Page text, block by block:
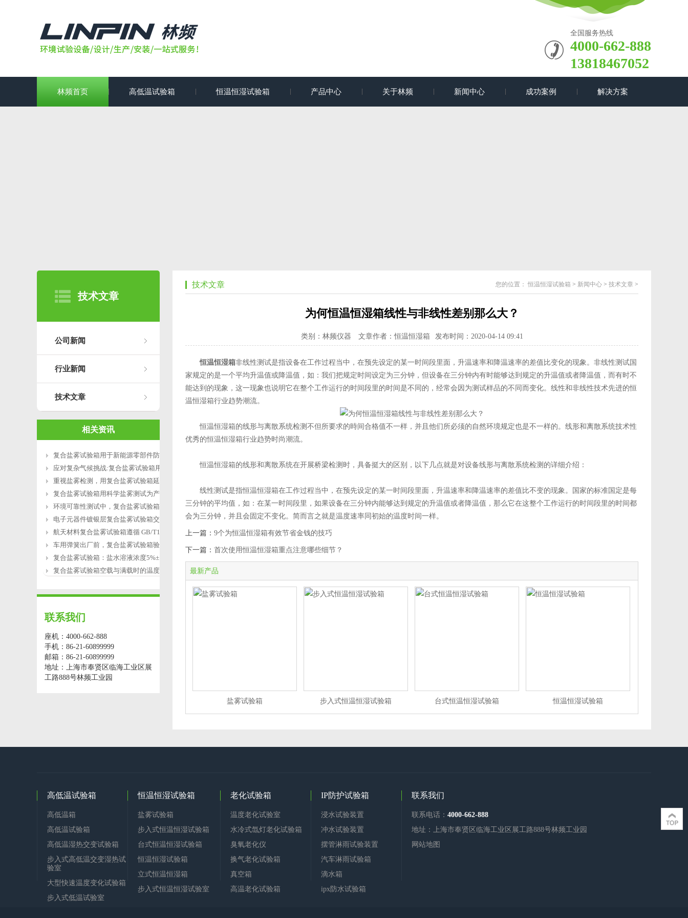
全国服务热线
4000-662-888
13818467052
林频首页 高低温试验箱 恒温恒湿试验箱 产品中心 关于林频 新闻中心 成功案例 解决方案
技术文章
公司新闻
行业新闻
技术文章
相关资讯
复合盐雾试验箱用于新能源零部件防腐测
应对复杂气候挑战:复合盐雾试验箱用于涂
重视盐雾检测，用复合盐雾试验箱延长产
复合盐雾试验箱用科学盐雾测试为产品研
环境可靠性测试中，复合盐雾试验箱缺水
电子元器件镀银层复合盐雾试验箱交变盐
航天材料复合盐雾试验箱遵循 GB/T12967.3
车用弹簧出厂前，复合盐雾试验箱验证盐
复合盐雾试验箱：盐水溶液浓度5%±1%的配
复合盐雾试验箱空载与满载时的温度恢复
联系我们
座机：4000-662-888
手机：86-21-60899999
邮箱：86-21-60899999
地址：上海市奉贤区临海工业区展
工路888号林频工业园
技术文章 您的位置： 恒温恒湿试验箱 > 新闻中心 > 技术文章 >
为何恒温恒湿箱线性与非线性差别那么大？
类别：林频仪器 文章作者：恒温恒湿箱 发布时间：2020-04-14 09:41
恒温恒湿箱非线性测试是指设备在工作过程当中，在预先设定的某一时间段里面，升温速率和降温速率的差值比变化的现象。非线性测试国
家规定的是一个平均升温值或降温值，如：我们把规定时间设定为三分钟，但设备在三分钟内有时能够达到规定的升温值或者降温值，而有时不
能达到的现象，这一现象也说明它在整个工作运行的时间段里的时间是不同的，经常会因为测试样品的不同而变化。线性和非线性技术先进的恒
温恒湿箱行业趋势潮流。
恒温恒湿箱的线形与离散系统检测不但所要求的時间合格值不一样，并且他们所必须的自然环境规定也是不一样的。线形和离散系统技术性
优秀的恒温恒湿箱行业趋势时尚潮流。
恒温恒湿箱的线形和离散系统在开展桥梁检测时，具备挺大的区别，以下几点就是对设备线形与离散系统检测的详细介绍：
线性测试是指恒温恒湿箱在工作过程当中，在预先设定的某一时间段里面，升温速率和降温速率的差值比不变的现象。国家的标准国定是每
三分钟的平均值，如：在某一时间段里，如果设备在三分钟内能够达到规定的升温值或者降温值，那么它在这整个工作运行的时间段里的时间都
会为三分钟，并且会固定不变化。简而言之就是温度速率同初始的温度时间一样。
上一篇： 9个为恒温恒湿箱有效节省金钱的技巧
下一篇： 首次使用恒温恒湿箱重点注意哪些细节？
最新产品
盐雾试验箱 步入式恒温恒湿试验箱 台式恒温恒湿试验箱 恒温恒湿试验箱
高低温试验箱
高低温箱
高低温试验箱
高低温湿热交变试验箱
步入式高低温交变湿热试
验室
大型快速温度变化试验箱
步入式低温试验室
恒温恒湿试验箱
盐雾试验箱
步入式恒温恒湿试验箱
台式恒温恒湿试验箱
恒温恒湿试验箱
立式恒温恒湿箱
步入式恒温恒湿试验室
老化试验箱
温度老化试验室
水冷式氙灯老化试验箱
臭氧老化仪
换气老化试验箱
真空箱
高温老化试验箱
IP防护试验箱
浸水试验装置
冲水试验装置
摆管淋雨试验装置
汽车淋雨试验箱
滴水箱
ipx防水试验箱
联系我们
联系电话： 4000-662-888
地址：上海市奉贤区临海工业区展工路888号林频工业园
网站地图